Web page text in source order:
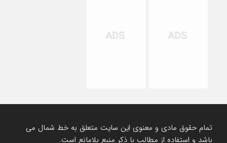
تمام حقوق مادی و معنوی این سایت متعلق به خط شمال می
باشد و استفاده از مطالب با ذکر منبع بلامانع است.